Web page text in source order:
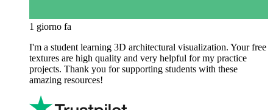
1 giorno fa
I'm a student learning 3D architectural visualization. Your free
textures are high quality and very helpful for my practice
projects. Thank you for supporting students with these
amazing resources!